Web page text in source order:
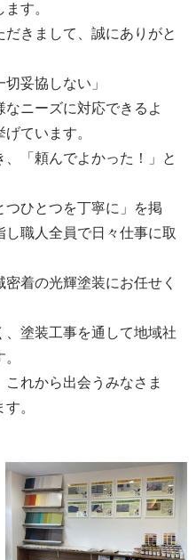
す。
きまして、誠にありがと
妥協しない」
ニーズに対応できるよ
ています。
「頼んでよかった！」と
つひとつを丁寧に」を掲
職人全員で日々仕事に取
着の光輝塗装にお任せく
塗装工事を通して地域社
れから出会うみなさま
。